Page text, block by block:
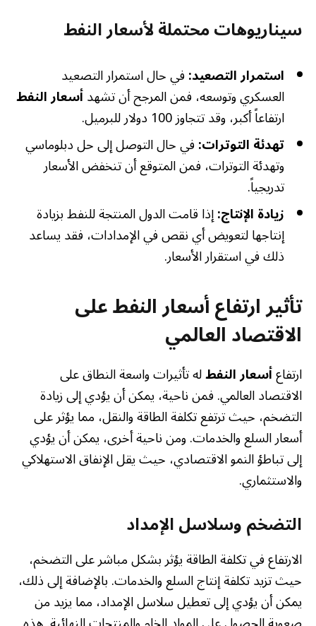
سيناريوهات محتملة لأسعار النفط
استمرار التصعيد:في حال استمرار التصعيد
العسكري وتوسعه، فمن المرجح أن تشهدأسعار النفط
ارتفاعاً أكبر، وقد تتجاوز 100 دولار للبرميل.
تهدئة التوترات:في حال التوصل إلى حل دبلوماسي
وتهدئة التوترات، فمن المتوقع أن تنخفض الأسعار
تدريجياً.
زيادة الإنتاج:إذا قامت الدول المنتجة للنفط بزيادة
إنتاجها لتعويض أي نقص في الإمدادات، فقد يساعد
ذلك في استقرار الأسعار.
تأثير ارتفاع أسعار النفط على
الاقتصاد العالمي
ارتفاعأسعار النفطله تأثيرات واسعة النطاق على
الاقتصاد العالمي. فمن ناحية، يمكن أن يؤدي إلى زيادة
التضخم، حيث ترتفع تكلفة الطاقة والنقل، مما يؤثر على
أسعار السلع والخدمات. ومن ناحية أخرى، يمكن أن يؤدي
إلى تباطؤ النمو الاقتصادي، حيث يقل الإنفاق الاستهلاكي
والاستثماري.
التضخم وسلاسل الإمداد
الارتفاع في تكلفة الطاقة يؤثر بشكل مباشر على التضخم،
حيث تزيد تكلفة إنتاج السلع والخدمات. بالإضافة إلى ذلك،
يمكن أن يؤدي إلى تعطيل سلاسل الإمداد، مما يزيد من